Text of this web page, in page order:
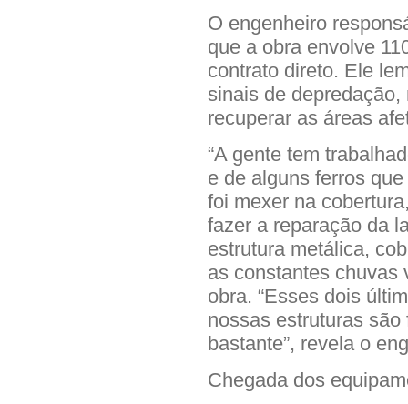
O engenheiro
que a obra envolve
contrato direto. Ele
sinais de
recuperar as áreas
“A gente tem
e de alguns ferros
foi mexer na
fazer a reparação da
estrutura metálica,
as constantes chuvas
obra. “Esses dois
nossas estruturas
bastante”, revela o
Chegada dos